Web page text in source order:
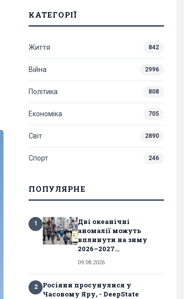
КАТЕГОРІЇ
Життя 842
Війна 2996
Політика 808
Економіка 705
Світ 2890
Спорт 246
ПОПУЛЯРНЕ
1
Дві океанічні
аномалії можуть
вплинути на зиму
2026–2027...
09.08.2026
2
Росіяни просунулися у
Часовому Яру, - DeepState